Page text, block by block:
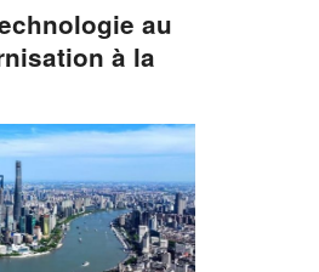
au
à la